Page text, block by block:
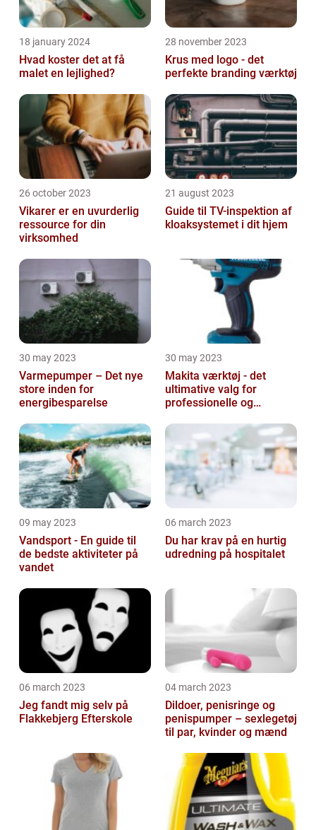
18 january 2024
Hvad koster det at få
malet en lejlighed?
28 november 2023
Krus med logo - det
perfekte branding værktøj
26 october 2023
Vikarer er en uvurderlig
ressource for din
virksomhed
21 august 2023
Guide til TV-inspektion af
kloaksystemet i dit hjem
30 may 2023
Varmepumper – Det nye
store inden for
energibesparelse
30 may 2023
Makita værktøj - det
ultimative valg for
professionelle og
selv'ere
09 may 2023
Vandsport - En guide til
de bedste aktiviteter på
vandet
06 march 2023
Du har krav på en hurtig
udredning på hospitalet
06 march 2023
Jeg fandt mig selv på
Flakkebjerg Efterskole
04 march 2023
Dildoer, penisringe og
penispumper – sexlegetøj
til par, kvinder og mænd